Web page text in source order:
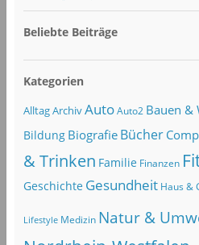
Beliebte Beiträge
Kategorien
AlltagArchivAuto Auto2 Bauen &
Bildung Biografie Bücher
& Trinken Familie Finanzen
Geschichte Gesundheit Haus &
Lifestyle Medizin Natur &